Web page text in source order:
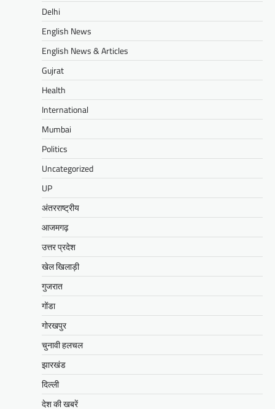
Delhi
English News
English News & Articles
Gujrat
Health
International
Mumbai
Politics
Uncategorized
UP
अंतरराष्ट्रीय
आजमगढ़
उत्तर प्रदेश
खेल खिलाड़ी
गुजरात
गोंडा
गोरखपुर
चुनावी हलचल
झारखंड
दिल्ली
देश की खबरें